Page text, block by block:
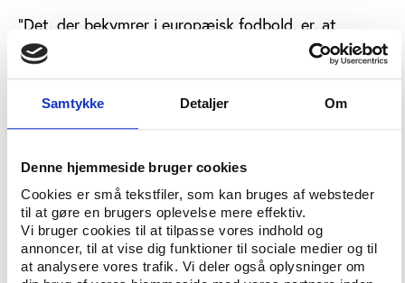
Samtykke Detaljer Om
Denne hjemmeside bruger cookies
Cookies er små tekstfiler, som kan bruges af websteder
til at gøre en brugers oplevelse mere effektiv.
Vi bruger cookies til at tilpasse vores indhold og
annoncer, til at vise dig funktioner til sociale medier og til
at analysere vores trafik. Vi deler også oplysninger om
”Det, der bekymrer i europæisk fodbold, er, at
tendensen går i retning af, at kapitalfonde og store
agentbureauer i stigende grad handler økonomiske
fonde og bureauer er indehavere af økonomiske
rettigheder knyttet til flere spillere i samme klub og i
Sådanne konstellationer, og ikke mindst disse fondes
og bureauers uigennemsigtige
ejerskabskonstruktioner, øger risikoen for, at der kan
stilles spørgsmålstegn ved turneringernes integritet,
ligesom aftalerne i nogen tilfælde er skruet sådan